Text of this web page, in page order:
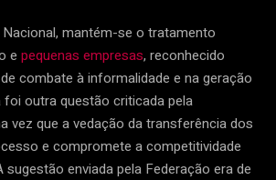
mantém-se o tratamento
e pequenas empresas, reconhecido
combate à informalidade e na geração
foi outra questão criticada pela
vez que a vedação da transferência dos
e compromete a competitividade
enviada pela Federação era de